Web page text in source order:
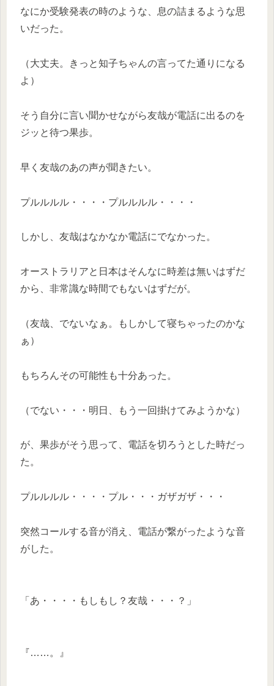
なにか受験発表の時のような、息の詰まるような思
いだった。
（大丈夫。きっと知子ちゃんの言ってた通りになる
よ）
そう自分に言い聞かせながら友哉が電話に出るのを
ジッと待つ果歩。
早く友哉のあの声が聞きたい。
プルルルル・・・・プルルルル・・・・
しかし、友哉はなかなか電話にでなかった。
オーストラリアと日本はそんなに時差は無いはずだ
から、非常識な時間でもないはずだが。
（友哉、でないなぁ。もしかして寝ちゃったのかな
ぁ）
もちろんその可能性も十分あった。
（でない・・・明日、もう一回掛けてみようかな）
が、果歩がそう思って、電話を切ろうとした時だっ
た。
プルルルル・・・・プル・・・ガザガザ・・・
突然コールする音が消え、電話が繋がったような音
がした。
「あ・・・・もしもし？友哉・・・？」
『……。』